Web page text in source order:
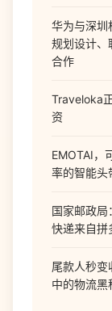
华为与深圳
规划设计、
合作
Traveloka
资
EMOTAI，
率的智能头
国家邮政
快递来自拼
尾款人秒变
中的物流黑